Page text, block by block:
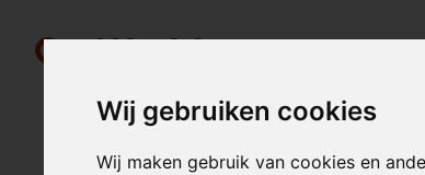
Wij gebruiken cookies
Wij maken gebruik van cookies en